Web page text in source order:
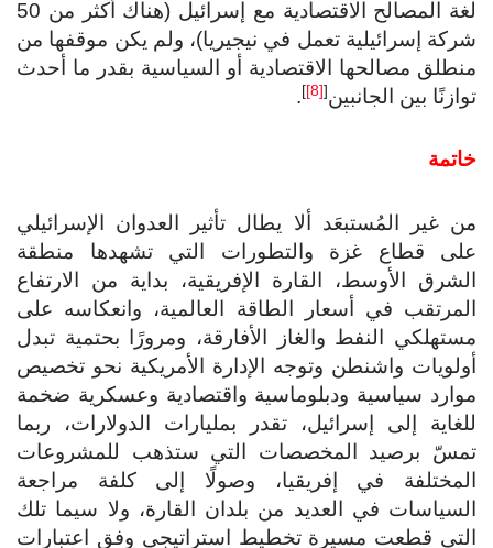
لغة المصالح الاقتصادية مع إسرائيل (هناك أكثر من 50
شركة إسرائيلية تعمل في نيجيريا)، ولم يكن موقفها من
منطلق مصالحها الاقتصادية أو السياسية بقدر ما أحدث
توازنًا بين الجانبين
]
.
خاتمة
من غير المُستبعَد ألا يطال تأثير العدوان الإسرائيلي
على قطاع غزة والتطورات التي تشهدها منطقة
الشرق الأوسط، القارة الإفريقية، بداية من الارتفاع
المرتقب في أسعار الطاقة العالمية، وانعكاسه على
مستهلكي النفط والغاز الأفارقة، ومرورًا بحتمية تبدل
أولويات واشنطن وتوجه الإدارة الأمريكية نحو تخصيص
موارد سياسية ودبلوماسية واقتصادية وعسكرية ضخمة
للغاية إلى إسرائيل، تقدر بمليارات الدولارات، ربما
تمسّ برصيد المخصصات التي ستذهب للمشروعات
المختلفة في إفريقيا، وصولًا إلى كلفة مراجعة
السياسات في العديد من بلدان القارة، ولا سيما تلك
التي قطعت مسيرة تخطيط استراتيجي وفق اعتبارات